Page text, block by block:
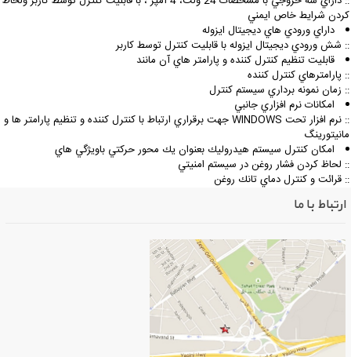
كردن شرايط خاص ايمني
داراي ورودي هاي ديجيتال ايزوله
:: شش ورودي ديجيتال ايزوله با قابليت كنترل توسط كاربر
قابليت تنظيم كنترل كننده و پارامتر هاي آن مانند
:: پارامترهاي كنترل كننده
:: زمان نمونه برداري سيستم كنترل
امكانات نرم افزاري جانبي
:: نرم افزار تحت WINDOWS جهت برقراري ارتباط با كنترل كننده و تنظيم پارامتر ها و
مانيتورينگ
امكان كنترل سيستم هيدروليك بعنوان يك محور حركتي باوي‍ژگي هاي
:: لحاظ كردن فشار روغن در سيستم امنيتي
:: قرائت و كنترل دماي تانك روغن
ارتباط با ما